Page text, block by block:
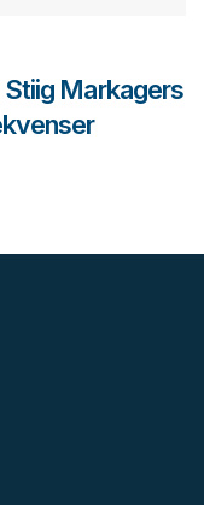
Markagers